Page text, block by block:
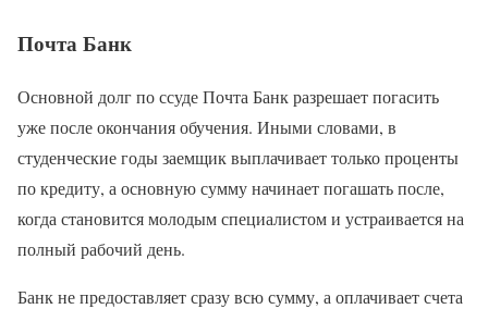
Почта Банк
Основной долг по ссуде Почта Банк разрешает погасить
уже после окончания обучения. Иными словами, в
студенческие годы заемщик выплачивает только проценты
по кредиту, а основную сумму начинает погашать после,
когда становится молодым специалистом и устраивается на
полный рабочий день.
Банк не предоставляет сразу всю сумму, а оплачивает счета